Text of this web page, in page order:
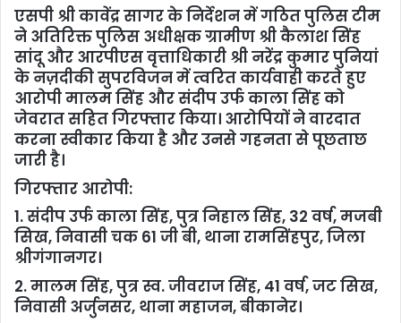
एसपी श्री कावेंद्र सागर के निर्देशन में गठित पुलिस टीम
ने अतिरिक्त पुलिस अधीक्षक ग्रामीण श्री कैलाश सिंह
सांदू और आरपीएस वृत्ताधिकारी श्री नरेंद्र कुमार पुनियां
के नज़दीकी सुपरविजन में त्वरित कार्यवाही करते हुए
आरोपी मालम सिंह और संदीप उर्फ काला सिंह को
जेवरात सहित गिरफ्तार किया। आरोपियों ने वारदात
करना स्वीकार किया है और उनसे गहनता से पूछताछ
जारी है।
गिरफ्तार आरोपी:
1. संदीप उर्फ काला सिंह, पुत्र निहाल सिंह, 32 वर्ष, मजबी
सिख, निवासी चक 61 जी बी, थाना रामसिंहपुर, जिला
श्रीगंगानगर।
2. मालम सिंह, पुत्र स्व. जीवराज सिंह, 41 वर्ष, जट सिख,
निवासी अर्जुनसर, थाना महाजन, बीकानेर।